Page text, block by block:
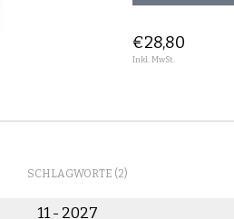
€28,80
Inkl. MwSt.
SCHLAGWORTE (2)
11 - 2027